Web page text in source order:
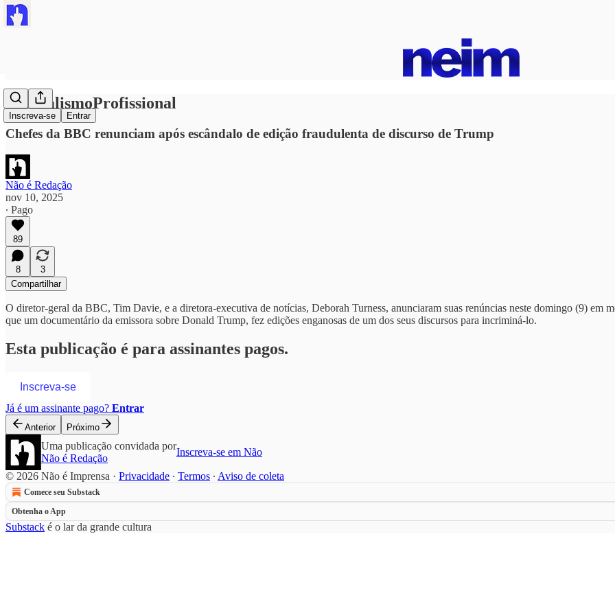
Inscreva-se Entrar
#JornalismoProfissional
Chefes da BBC renunciam após escândalo de edição fraudulenta de discurso de Trump
Não é Redação
nov 10, 2025
∙ Pago
89
8
3
Compartilhar
O diretor-geral da BBC, Tim Davie, e a diretora-executiva de notícias, Deborah Turness, anunciaram suas renúncias neste domingo (9) em
que um documentário da emissora sobre Donald Trump, fez edições enganosas de um dos seus discursos para incriminá-lo.
Esta publicação é para assinantes pagos.
Inscreva-se
Já é um assinante pago? Entrar
Anterior Próximo
Uma publicação convidada por
Não é Redação
Inscreva-se em Não
© 2026 Não é Imprensa · Privacidade ∙ Termos ∙ Aviso de coleta
Comece seu Substack
Obtenha o App
Substack é o lar da grande cultura